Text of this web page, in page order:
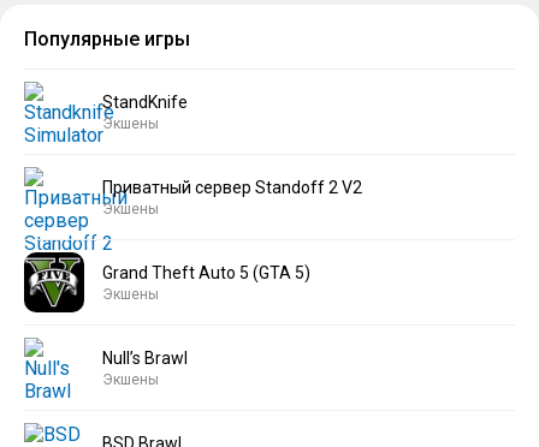
Популярные игры
StandKnife
Экшены
Приватный сервер Standoff 2 V2
Экшены
Grand Theft Auto 5 (GTA 5)
Экшены
Null’s Brawl
Экшены
BSD Brawl